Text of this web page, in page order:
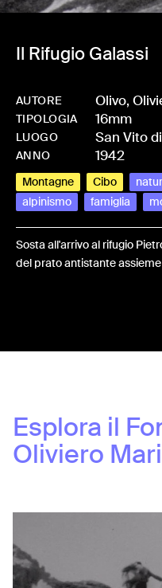
Il Rifugio Galassi
AUTORE Olivo,
TIPOLOGIA 16mm
LUOGO San Vito
ANNO 1942
Montagne Cibo
alpinismo
famiglia
Sosta all'arrivo al rifugio
del prato antistante
Esplora il
Oliviero